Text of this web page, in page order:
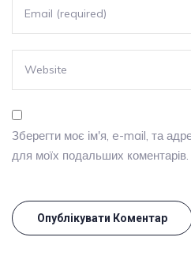
Зберегти моє ім'я, e-mail, та
для моїх подальших коментарів.